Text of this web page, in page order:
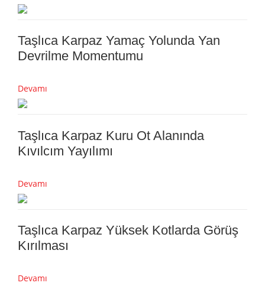
Taşlıca Karpaz Yamaç Yolunda Yan
Devrilme Momentumu
Devamı
Taşlıca Karpaz Kuru Ot Alanında
Kıvılcım Yayılımı
Devamı
Taşlıca Karpaz Yüksek Kotlarda Görüş
Kırılması
Devamı